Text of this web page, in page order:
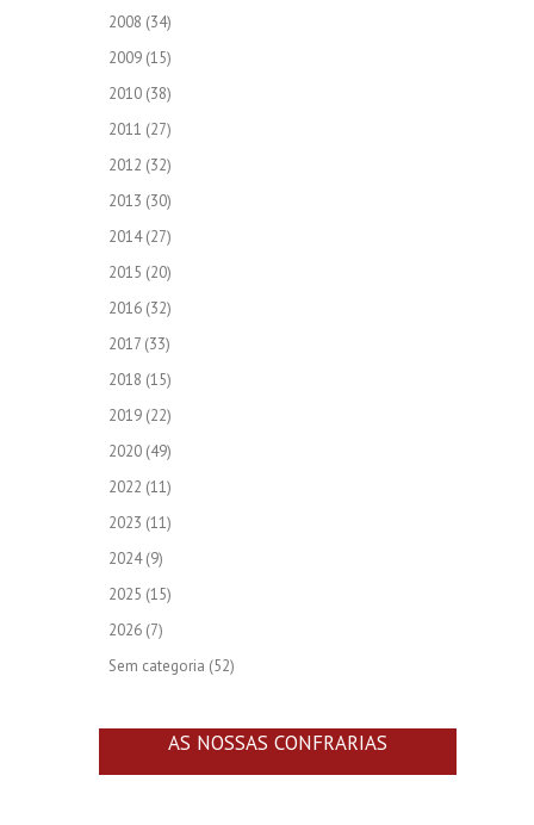
2008 (34)
2009 (15)
2010 (38)
2011 (27)
2012 (32)
2013 (30)
2014(27)
2015 (20)
2016 (32)
2017 (33)
2018 (15)
2019 (22)
2020 (49)
2022 (11)
2023 (11)
2024(9)
2025 (15)
2026 (7)
Sem categoria (52)
AS NOSSAS CONFRARIAS